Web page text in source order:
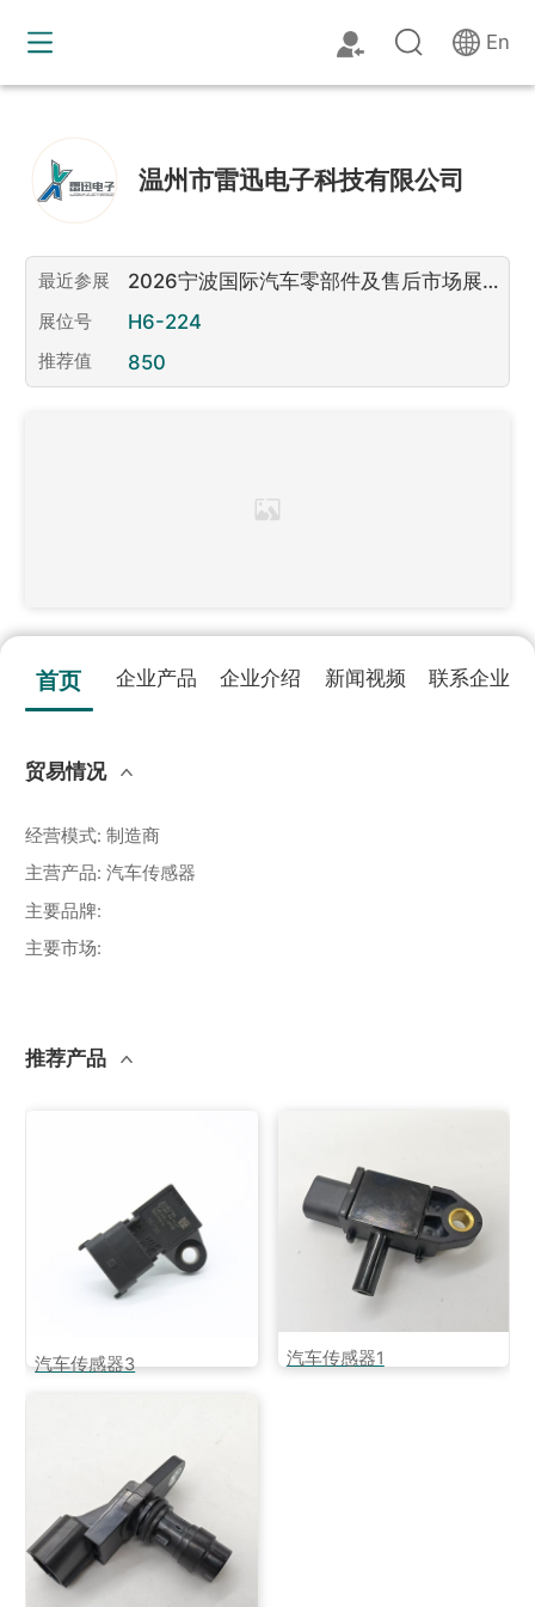
En
温州市雷迅电子科技有限公司
最近参展
2026宁波国际汽车零部件及售后市场展览
展位号 H6-224
推荐值 850
首页 企业产品 企业介绍 新闻视频 联系企业
贸易情况
经营模式: 制造商
主营产品: 汽车传感器
主要品牌:
主要市场:
推荐产品
汽车传感器3 汽车传感器1